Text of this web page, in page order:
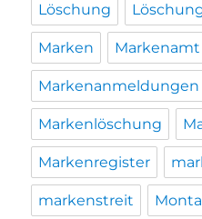
Löschung
Marken Markenamt
Markenanmeldungen
Markenlöschung
Markenregister
markenstreit